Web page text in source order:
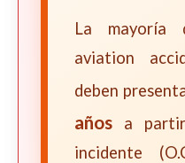
La mayoría
aviation
deben
años a
incidente